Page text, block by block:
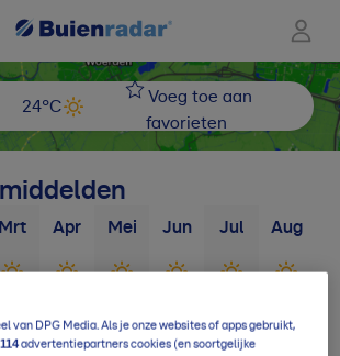
24°C
Voeg toe aan
favorieten
Mrt Apr Mei Jun Jul Aug
van DPG Media. Als je onze websites of apps gebruikt,
114advertentiepartners cookies (en soortgelijke